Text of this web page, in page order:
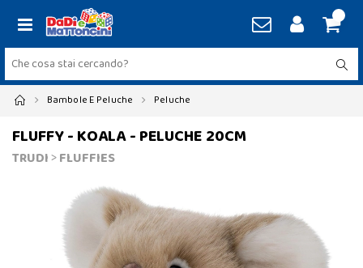
Bambole E Peluche Peluche
FLUFFY - KOALA - PELUCHE 20CM
TRUDI>FLUFFIES